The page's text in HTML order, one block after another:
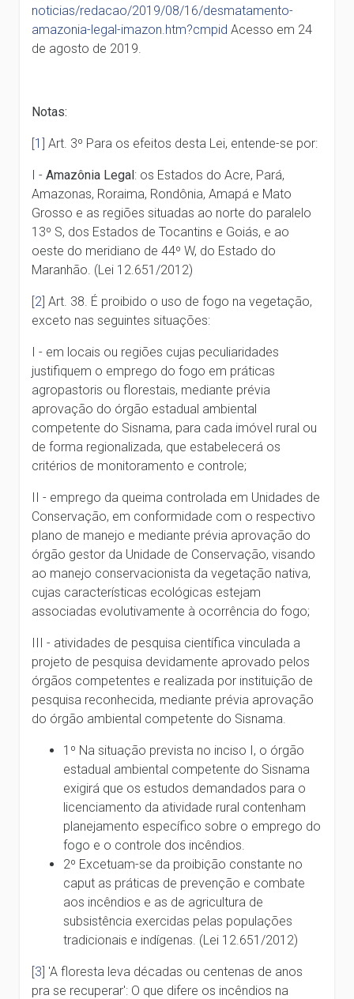
noticias/redacao/2019/08/16/desmatamento-
amazonia-legal-imazon.htm?cmpid Acesso em 24
de agosto de 2019.
Notas:
[1] Art. 3º Para os efeitos desta Lei, entende-se por:
I - Amazônia Legal: os Estados do Acre, Pará,
Amazonas, Roraima, Rondônia, Amapá e Mato
Grosso e as regiões situadas ao norte do paralelo
13º S, dos Estados de Tocantins e Goiás, e ao
oeste do meridiano de 44º W, do Estado do
Maranhão. (Lei 12.651/2012)
[2] Art. 38. É proibido o uso de fogo na vegetação,
exceto nas seguintes situações:
I - em locais ou regiões cujas peculiaridades
justifiquem o emprego do fogo em práticas
agropastoris ou florestais, mediante prévia
aprovação do órgão estadual ambiental
competente do Sisnama, para cada imóvel rural ou
de forma regionalizada, que estabelecerá os
critérios de monitoramento e controle;
II - emprego da queima controlada em Unidades de
Conservação, em conformidade com o respectivo
plano de manejo e mediante prévia aprovação do
órgão gestor da Unidade de Conservação, visando
ao manejo conservacionista da vegetação nativa,
cujas características ecológicas estejam
associadas evolutivamente à ocorrência do fogo;
III - atividades de pesquisa científica vinculada a
projeto de pesquisa devidamente aprovado pelos
órgãos competentes e realizada por instituição de
pesquisa reconhecida, mediante prévia aprovação
do órgão ambiental competente do Sisnama.
1º Na situação prevista no inciso I, o órgão
estadual ambiental competente do Sisnama
exigirá que os estudos demandados para o
licenciamento da atividade rural contenham
planejamento específico sobre o emprego do
fogo e o controle dos incêndios.
2º Excetuam-se da proibição constante no
caput as práticas de prevenção e combate
aos incêndios e as de agricultura de
subsistência exercidas pelas populações
tradicionais e indígenas. (Lei 12.651/2012)
[3] 'A floresta leva décadas ou centenas de anos
pra se recuperar': O que difere os incêndios na